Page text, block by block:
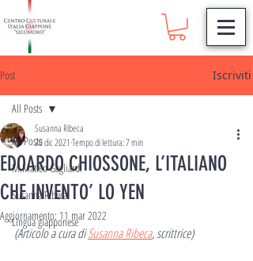
Post Iscriviti
All Posts
M.Matteo Gagliardi
Susanna Ribeca
Lingua giapponese
All Posts
EDOARDO CHIOSSONE, L’ITALIANO
CHE INVENTO’ LO YEN
Susanna Ribeca
20 dic 2021 Tempo di lettura: 7 min
Aggiornamento: 11 mar 2022
(Articolo a cura di Susanna Ribeca, scrittrice)